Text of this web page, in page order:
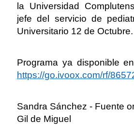
la Universidad
jefe del servicio de
Universitario 12 de Octubre.
Programa ya disponible
https://go.ivoox.com/rf/
Sandra Sánchez - Fuente
Gil de Miguel